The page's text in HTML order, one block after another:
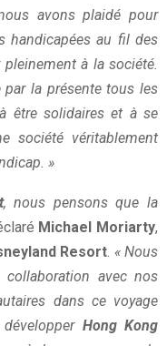
avons plaidé pour
handicapées au fil des
à la société.
par la présente tous les
être solidaires et à se
société véritablement
»
, nous pensons que la
Michael Moriarty,
Resort « Nous
avec nos
dans ce voyage
Hong Kong